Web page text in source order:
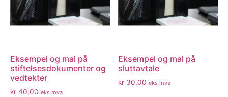
Eksempel og mal på
stiftelsesdokumenter og
vedtekter
kr 40,00 eks mva
Eksempel og mal på
sluttavtale
kr 30,00 eks mva